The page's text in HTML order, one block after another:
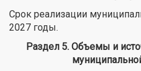
Срок реализации
2027 годы.
Раздел 5. Объемы и